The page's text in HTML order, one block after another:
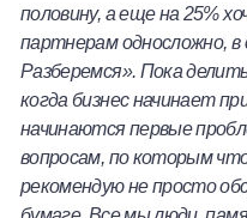
половину, а еще на 25%
партнерам односложно,
Разберемся». Пока
когда бизнес начинает
начинаются первые
вопросам, по которым
рекомендую не просто